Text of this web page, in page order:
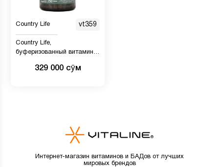
Country Life vt359
Country Life,
буферизованный витамин
329 000 сӯм
Интернет-магазин витаминов и БАДов от лучших
мировых брендов